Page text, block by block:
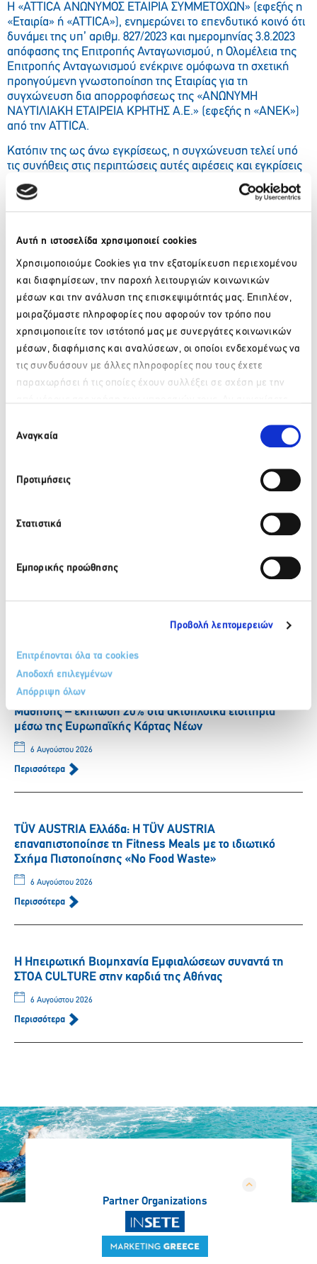
Αυτή η ιστοσελίδα χρησιμοποιεί cookies
Χρησιμοποιούμε Cookies για την εξατομίκευση περιεχομένου
και διαφημίσεων, την παροχή λειτουργιών κοινωνικών
μέσων και την ανάλυση της επισκεψιμότητάς μας. Επιπλέον,
μοιραζόμαστε πληροφορίες που αφορούν τον τρόπο που
χρησιμοποιείτε τον ιστότοπό μας με συνεργάτες κοινωνικών
μέσων, διαφήμισης και αναλύσεων, οι οποίοι ενδεχομένως να
τις συνδυάσουν με άλλες πληροφορίες που τους έχετε
παραχωρήσει ή τις οποίες έχουν συλλέξει σε σχέση με την
των Cookies μας.
συγκατάθεσης
Αναγκαία
Προτιμήσεις
Στατιστικά
Εμπορικής προώθησης
Προβολή λεπτομερειών
Επιτρέπονται όλα τα cookies
Αποδοχή επιλεγμένων
Απόρριψη όλων
Η «ATTICA ΑΝΩΝΥΜΟΣ ΕΤΑΙΡΙΑ ΣΥΜΜΕΤΟΧΩΝ» (εφεξής η
«Εταιρία» ή «ATTICA»), ενημερώνει το επενδυτικό κοινό ότι
δυνάμει της υπ’ αριθμ. 827/2023 και ημερομηνίας 3.8.2023
απόφασης της Επιτροπής Ανταγωνισμού, η Ολομέλεια της
Επιτροπής Ανταγωνισμού ενέκρινε ομόφωνα τη σχετική
προηγούμενη γνωστοποίηση της Εταιρίας για τη
συγχώνευση δια απορροφήσεως της «ΑΝΩΝΥΜΗ
ΝΑΥΤΙΛΙΑΚΗ ΕΤΑΙΡΕΙΑ ΚΡΗΤΗΣ A.E.» (εφεξής η «ΑΝΕΚ»)
από την ATTICA.
Κατόπιν της ως άνω εγκρίσεως, η συγχώνευση τελεί υπό
τις συνήθεις στις περιπτώσεις αυτές αιρέσεις και εγκρίσεις
των αρμοδίων εταιρικών οργάνων.
δικηγορική εταιρεία Μπερνίτσα.
Facebook Twitter LinkedIn
Πρόσφατα νέα
ΒΙΚΟΣ: Το φυσικό μεταλλικό νερό ΒΙΚΟΣ στο πλευρό της
των αθλητών που στηρίζει το φυσικό μεταλλικό νερό
6 Αυγούστου 2026
SUPERFAST FERRIES: ΔΕΛΤΙΟ ΤΥΠΟΥ – Συνεργασία
Ομίλου Attica με Ίδρυμα Νεολαίας και Δια Βίου
Μάθησης – έκπτωση 20% στα ακτοπλοϊκά εισιτήρια
μέσω της Ευρωπαϊκής Κάρτας Νέων
6 Αυγούστου 2026
Περισσότερα
TÜV AUSTRIA Ελλάδα: Η TÜV AUSTRIA
επαναπιστοποίησε τη Fitness Meals με το ιδιωτικό
Σχήμα Πιστοποίησης «No Food Waste»
6 Αυγούστου 2026
Περισσότερα
Η Ηπειρωτική Βιομηχανία Εμφιαλώσεων συναντά τη
ΣΤΟΑ CULTURE στην καρδιά της Αθήνας
6 Αυγούστου 2026
Περισσότερα
Partner Organizations